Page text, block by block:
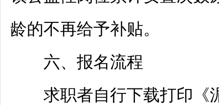
龄的不再给予补贴。
六、报名流程
求职者自行下载打印《